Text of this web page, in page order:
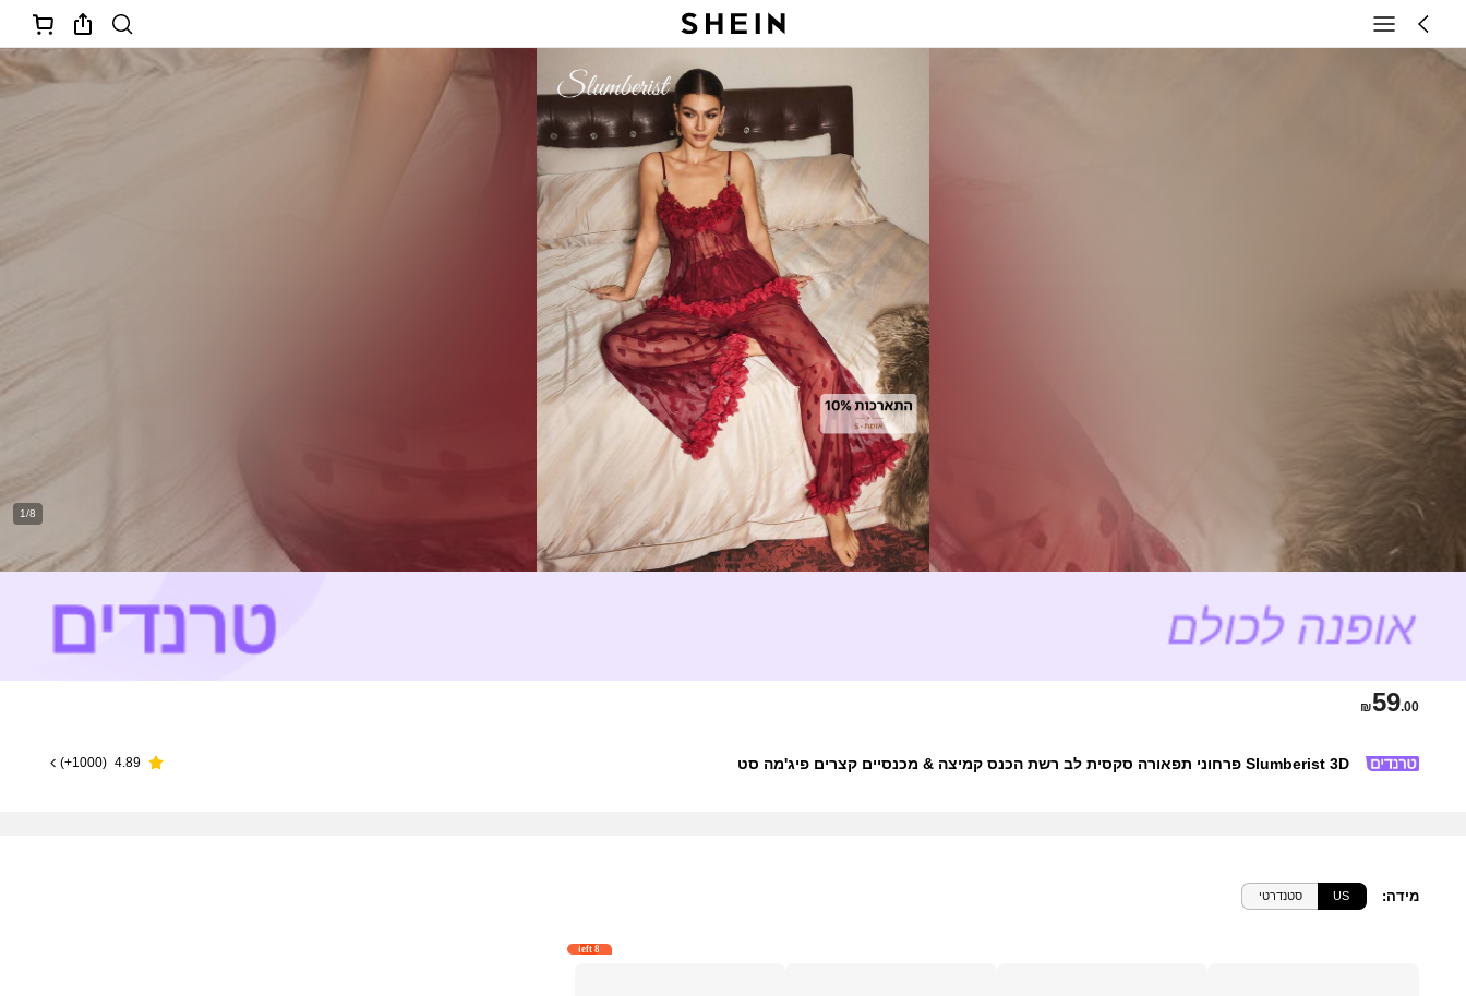
1/8
₪59.00
Slumberist 3D פרחוני תפאורה סקסית לב רשת הכנס קמיצה & מכנסיים קצרים פיג'מה סט 4.89
(
1000+
)
מידה:
US סטנדרטי
8 left